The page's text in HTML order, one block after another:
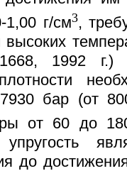
1,00 г/см3,
1992
бар (от
от 60 до
до